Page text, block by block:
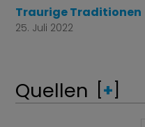
Traurige Traditionen
25. Juli 2022
Quellen [+]